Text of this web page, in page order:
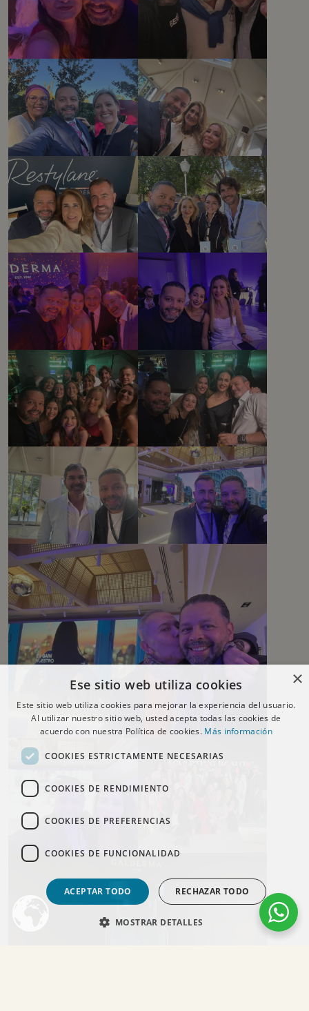
×
Ese sitio web utiliza cookies
Este sitio web utiliza cookies para mejorar la experiencia del usuario.
Al utilizar nuestro sitio web, usted acepta todas las cookies de
acuerdo con nuestra Política de cookies. Más información
COOKIES ESTRICTAMENTE NECESARIAS
COOKIES DE RENDIMIENTO
COOKIES DE PREFERENCIAS
COOKIES DE FUNCIONALIDAD
ACEPTAR TODO RECHAZAR TODO
MOSTRAR DETALLES